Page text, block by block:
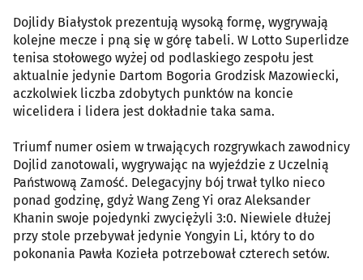
Dojlidy Białystok prezentują wysoką formę, wygrywają
kolejne mecze i pną się w górę tabeli. W Lotto Superlidze
tenisa stołowego wyżej od podlaskiego zespołu jest
aktualnie jedynie Dartom Bogoria Grodzisk Mazowiecki,
aczkolwiek liczba zdobytych punktów na koncie
wicelidera i lidera jest dokładnie taka sama.
Triumf numer osiem w trwających rozgrywkach zawodnicy
Dojlid zanotowali, wygrywając na wyjeździe z Uczelnią
Państwową Zamość. Delegacyjny bój trwał tylko nieco
ponad godzinę, gdyż Wang Zeng Yi oraz Aleksander
Khanin swoje pojedynki zwyciężyli 3:0. Niewiele dłużej
przy stole przebywał jedynie Yongyin Li, który to do
pokonania Pawła Kozieła potrzebował czterech setów.